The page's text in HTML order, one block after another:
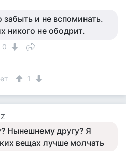
и не вспоминать.
никого не ободрит.
0
1
Нынешнему другу? Я
вещах лучше молчать